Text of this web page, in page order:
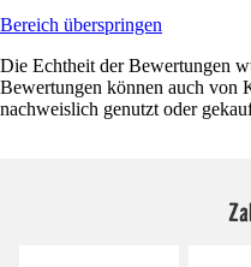
Bereich überspringen
Die Echtheit der Bewertungen
Bewertungen können auch von
nachweislich genutzt oder